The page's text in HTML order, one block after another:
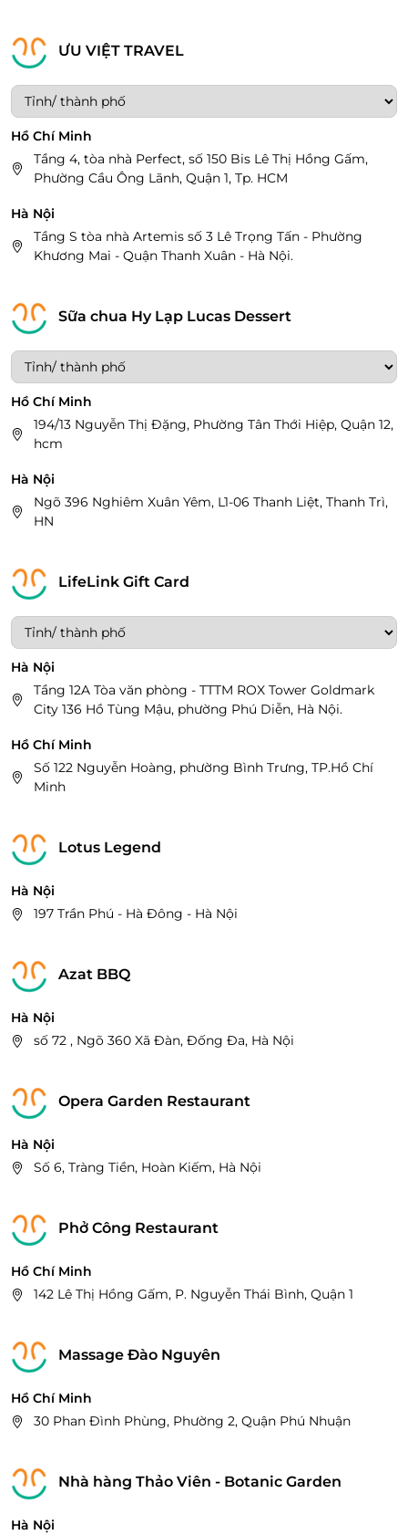
ƯU VIỆT TRAVEL
Hồ Chí Minh
Tầng 4, tòa nhà Perfect, số 150 Bis Lê Thị Hồng Gấm,
Phường Cầu Ông Lãnh, Quận 1, Tp. HCM
Hà Nội
Tầng S tòa nhà Artemis số 3 Lê Trọng Tấn - Phường
Khương Mai - Quận Thanh Xuân - Hà Nội.
Sữa chua Hy Lạp Lucas Dessert
Hồ Chí Minh
194/13 Nguyễn Thị Đặng, Phường Tân Thới Hiệp, Quận 12,
hcm
Hà Nội
Ngõ 396 Nghiêm Xuân Yêm, L1-06 Thanh Liệt, Thanh Trì,
HN
LifeLink Gift Card
Hà Nội
Tầng 12A Tòa văn phòng - TTTM ROX Tower Goldmark
City 136 Hồ Tùng Mậu, phường Phú Diễn, Hà Nội.
Hồ Chí Minh
Số 122 Nguyễn Hoàng, phường Bình Trưng, TP.Hồ Chí
Minh
Lotus Legend
Hà Nội
197 Trần Phú - Hà Đông - Hà Nội
Azat BBQ
Hà Nội
số 72 , Ngõ 360 Xã Đàn, Đống Đa, Hà Nội
Opera Garden Restaurant
Hà Nội
Số 6, Tràng Tiền, Hoàn Kiếm, Hà Nội
Phở Công Restaurant
Hồ Chí Minh
142 Lê Thị Hồng Gấm, P. Nguyễn Thái Bình, Quận 1
Massage Đào Nguyên
Hồ Chí Minh
30 Phan Đình Phùng, Phường 2, Quận Phú Nhuận
Nhà hàng Thảo Viên - Botanic Garden
Hà Nội